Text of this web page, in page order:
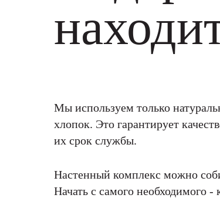
Мы используем только
хлопок. Это гарантирует
их срок службы.
Настенный комплекс можно
Начать с самого необходимого -